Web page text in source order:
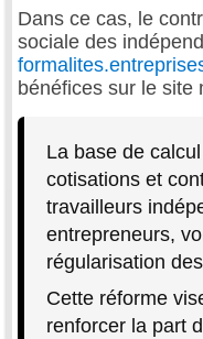
Dans ce cas, le
sociale des
bénéfices sur le site
La base de
cotisations et
travailleurs
entrepreneurs,
régularisation
Cette réforme
renforcer la part